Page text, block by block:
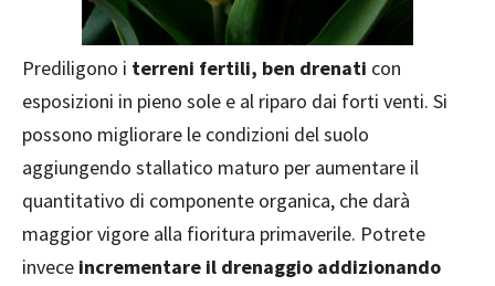
Prediligono i terreni fertili, ben drenati con
esposizioni in pieno sole e al riparo dai forti venti. Si
possono migliorare le condizioni del suolo
aggiungendo stallatico maturo per aumentare il
quantitativo di componente organica, che darà
maggior vigore alla fioritura primaverile. Potrete
invece incrementare il drenaggio addizionando